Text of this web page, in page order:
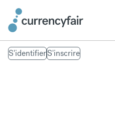
S'identifierS'inscrire